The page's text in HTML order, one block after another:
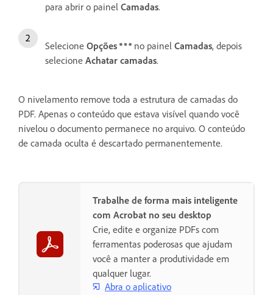
para abrir o painel Camadas.
Selecione Opções no painel Camadas, depois
selecione Achatar camadas.
O nivelamento remove toda a estrutura de camadas do
PDF. Apenas o conteúdo que estava visível quando você
nivelou o documento permanece no arquivo. O conteúdo
de camada oculta é descartado permanentemente.
Trabalhe de forma mais inteligente
com Acrobat no seu desktop
Crie, edite e organize PDFs com
ferramentas poderosas que ajudam
você a manter a produtividade em
qualquer lugar.
Abra o aplicativo